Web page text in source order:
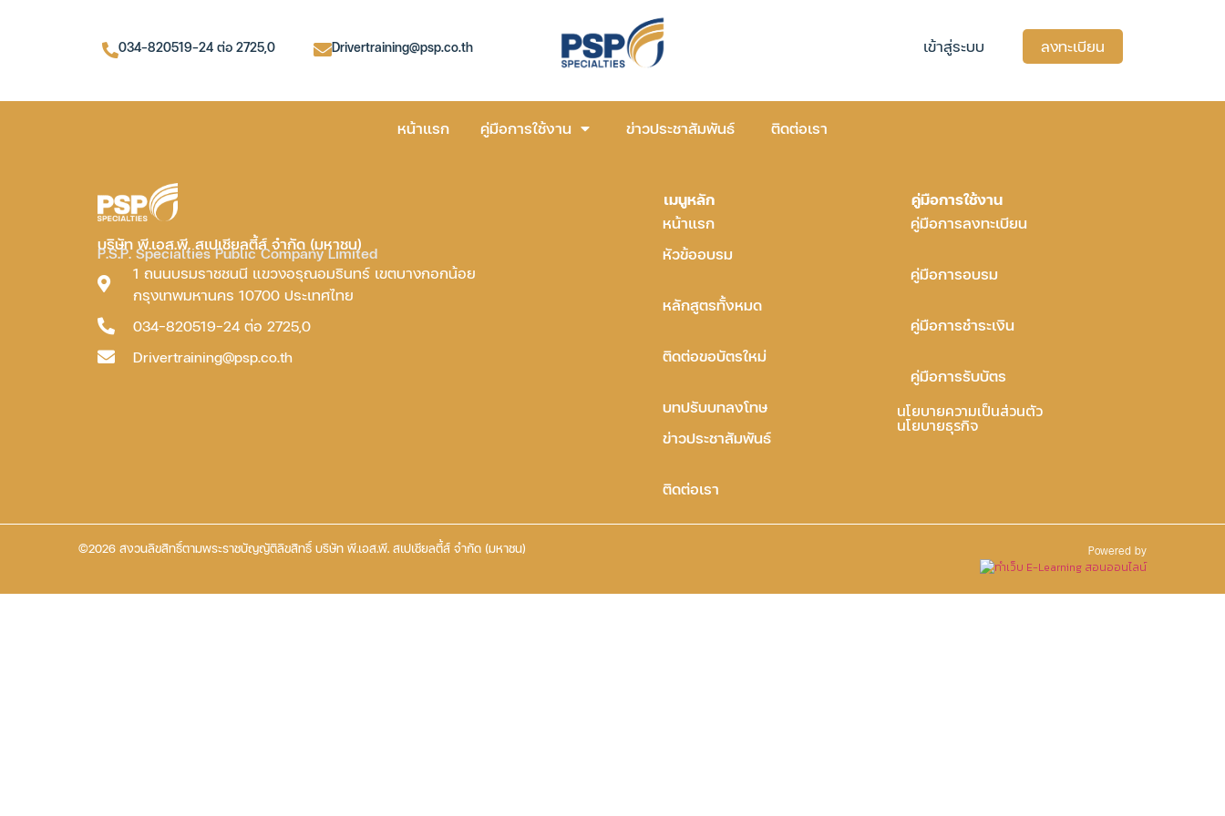
034-820519-24 ต่อ 2725,0 Drivertraining@psp.co.th เข้าสู่ระบบ ลงทะเบียน
หน้าแรก คู่มือการใช้งาน ข่าวประชาสัมพันธ์ ติดต่อเรา
บริษัท พี.เอส.พี. สเปเชียลตี้ส์ จำกัด (มหาชน)
P.S.P. Specialties Public Company Limited
1 ถนนบรมราชชนนี แขวงอรุณอมรินทร์ เขตบางกอกน้อย
กรุงเทพมหานคร 10700 ประเทศไทย
034-820519-24 ต่อ 2725,0
Drivertraining@psp.co.th
เมนูหลัก
หน้าแรก
หัวข้ออบรม
หลักสูตรทั้งหมด
ติดต่อขอบัตรใหม่
บทปรับบทลงโทษ
ข่าวประชาสัมพันธ์
ติดต่อเรา
คู่มือการใช้งาน
คู่มือการลงทะเบียน
คู่มือการอบรม
คู่มือการชำระเงิน
คู่มือการรับบัตร
นโยบายความเป็นส่วนตัว
นโยบายธุรกิจ
©2026 สงวนลิขสิทธิ์ตามพระราชบัญญัติลิขสิทธิ์ บริษัท พี.เอส.พี. สเปเชียลตี้ส์ จำกัด (มหาชน) Powered by